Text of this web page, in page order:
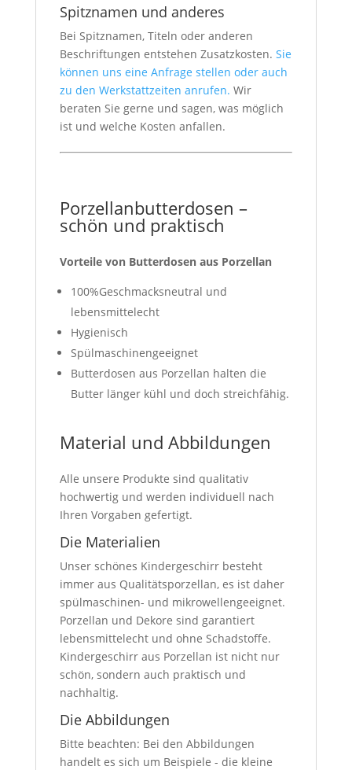
Spitznamen und anderes
Bei Spitznamen, Titeln oder anderen
Beschriftungen entstehen Zusatzkosten. Sie
können uns eine Anfrage stellen oder auch
zu den Werkstattzeiten anrufen. Wir
beraten Sie gerne und sagen, was möglich
ist und welche Kosten anfallen.
Porzellanbutterdosen –
schön und praktisch
Vorteile von Butterdosen aus Porzellan
100%Geschmacksneutral und
lebensmittelecht
Hygienisch
Spülmaschinengeeignet
Butterdosen aus Porzellan halten die
Butter länger kühl und doch streichfähig.
Material und Abbildungen
Alle unsere Produkte sind qualitativ
hochwertig und werden individuell nach
Ihren Vorgaben gefertigt.
Die Materialien
Unser schönes Kindergeschirr besteht
immer aus Qualitätsporzellan, es ist daher
spülmaschinen- und mikrowellengeeignet.
Porzellan und Dekore sind garantiert
lebensmittelecht und ohne Schadstoffe.
Kindergeschirr aus Porzellan ist nicht nur
schön, sondern auch praktisch und
nachhaltig.
Die Abbildungen
Bitte beachten: Bei den Abbildungen
handelt es sich um Beispiele - die kleine